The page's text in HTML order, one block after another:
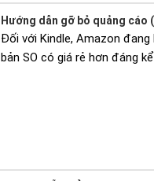
Hướng dẫn gỡ bỏ quảng
Đối với Kindle, Amazon
bản SO có giá rẻ hơn đáng